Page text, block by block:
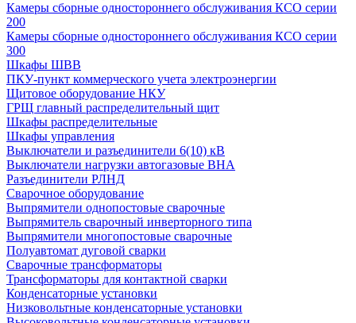
Камеры сборные одностороннего обслуживания КСО серии
200
Камеры сборные одностороннего обслуживания КСО серии
300
Шкафы ШВВ
ПКУ-пункт коммерческого учета электроэнергии
Щитовое оборудование НКУ
ГРЩ главный распределительный щит
Шкафы распределительные
Шкафы управления
Выключатели и разъединители 6(10) кВ
Выключатели нагрузки автогазовые ВНА
Разъединители РЛНД
Сварочное оборудование
Выпрямители однопостовые сварочные
Выпрямитель сварочный инверторного типа
Выпрямители многопостовые сварочные
Полуавтомат дуговой сварки
Сварочные трансформаторы
Трансформаторы для контактной сварки
Конденсаторные установки
Низковольтные конденсаторные установки